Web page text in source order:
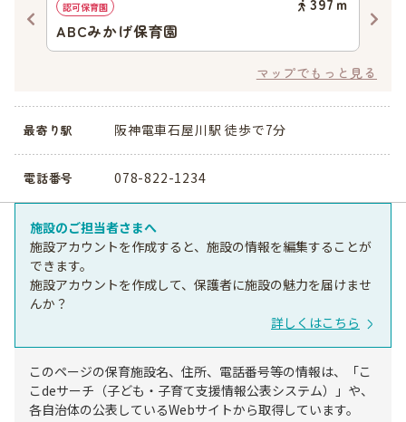
認可保育園
ABCみかげ保育園
マップでもっと見る
最寄り駅 阪神電車石屋川駅 徒歩で7分
電話番号 078-822-1234
施設のご担当者さまへ
施設アカウントを作成すると、施設の情報を編集することが
できます。
施設アカウントを作成して、保護者に施設の魅力を届けませ
んか？
詳しくはこちら
このページの保育施設名、住所、電話番号等の情報は、「こ
こdeサーチ（子ども・子育て支援情報公表システム）」や、
各自治体の公表しているWebサイトから取得しています。